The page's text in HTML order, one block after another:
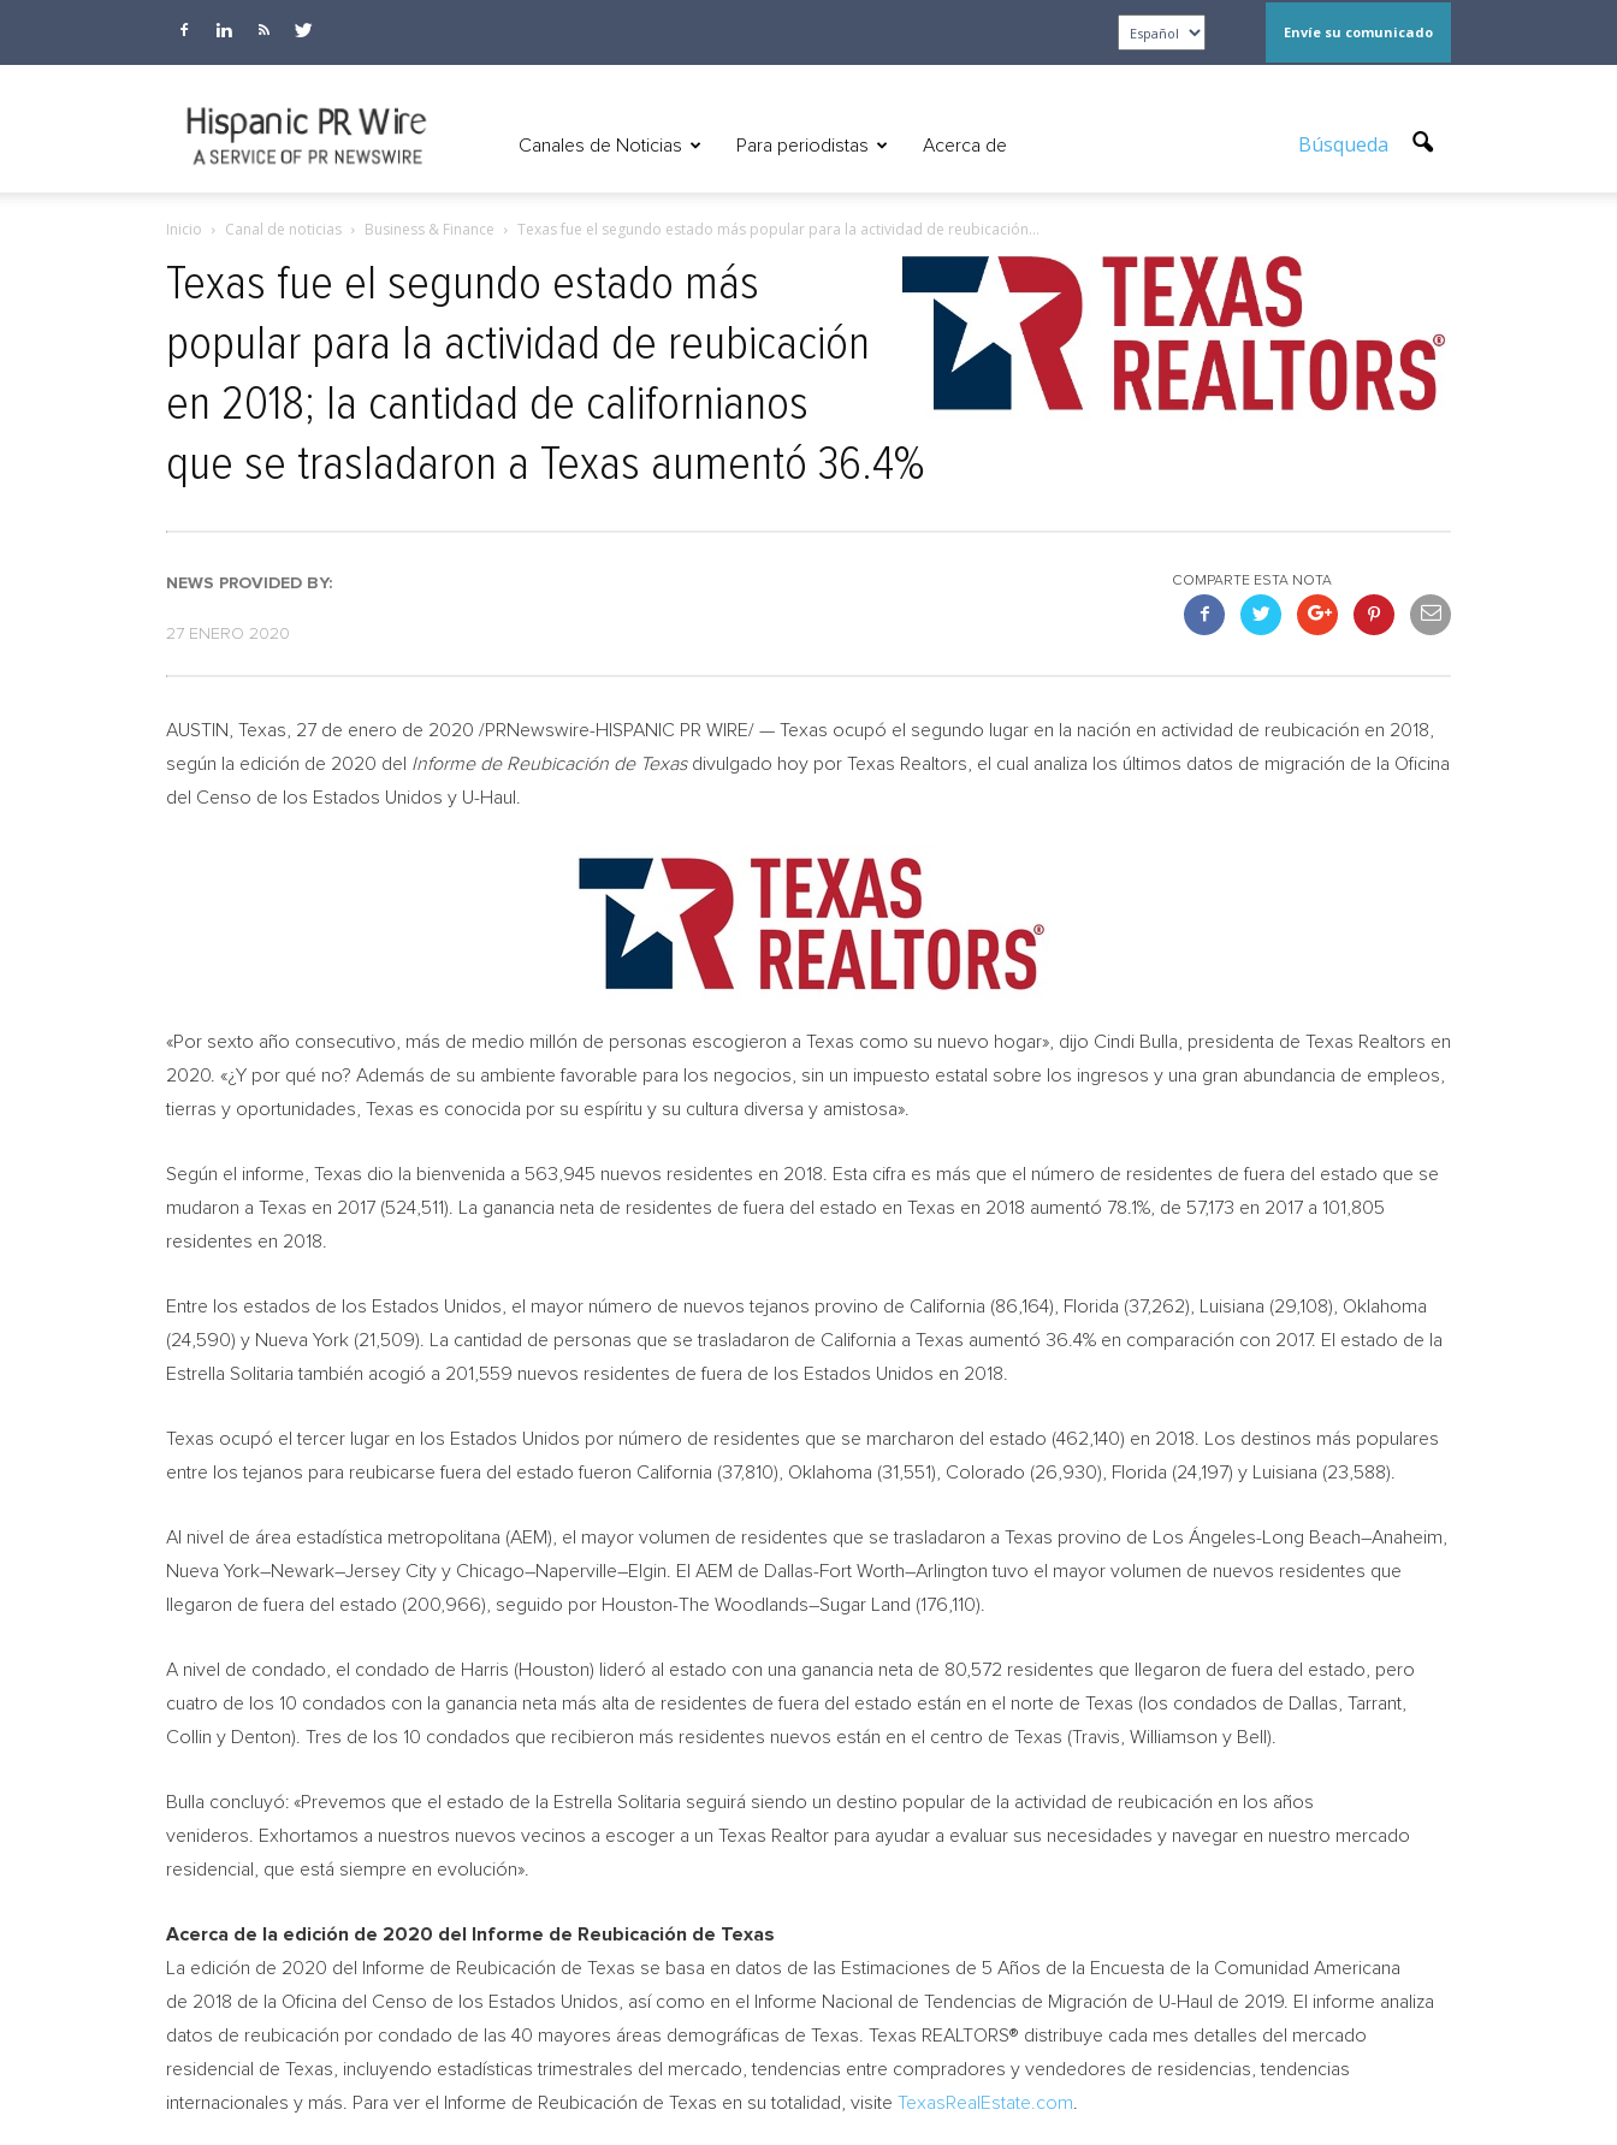
Envíe su comunicado
Wire
Canales de Noticias Para periodistas Acerca de Búsqueda
Inicio Canal de noticias Business & Finance Texas fue el segundo estado más popular para la actividad de reubicación...
Texas fue el segundo estado más
popular para la actividad de reubicación
en 2018; la cantidad de californianos
que se trasladaron a Texas aumentó 36.4%
NEWS PROVIDED BY:
27 ENERO 2020
COMPARTE ESTA NOTA
AUSTIN, Texas , 27 de enero de 2020 /PRNewswire-HISPANIC PR WIRE/ — Texas ocupó el segundo lugar en la nación en actividad de reubicación en 2018,
según la edición de 2020 del Informe de Reubicación de Texas divulgado hoy por Texas Realtors, el cual analiza los últimos datos de migración de la Oficina
del Censo de los Estados Unidos y U-Haul.
«Por sexto año consecutivo, más de medio millón de personas escogieron a Texas como su nuevo hogar», dijo Cindi Bulla , presidenta de Texas Realtors en
2020. «¿Y por qué no? Además de su ambiente favorable para los negocios, sin un impuesto estatal sobre los ingresos y una gran abundancia de empleos,
tierras y oportunidades, Texas es conocida por su espíritu y su cultura diversa y amistosa».
Según el informe, Texas dio la bienvenida a 563,945 nuevos residentes en 2018. Esta cifra es más que el número de residentes de fuera del estado que se
mudaron a Texas en 2017 (524,511). La ganancia neta de residentes de fuera del estado en Texas en 2018 aumentó 78.1%, de 57,173 en 2017 a 101,805
residentes en 2018.
Entre los estados de los Estados Unidos, el mayor número de nuevos tejanos provino de California (86,164), Florida (37,262), Luisiana (29,108), Oklahoma
(24,590) y Nueva York (21,509). La cantidad de personas que se trasladaron de California a Texas aumentó 36.4% en comparación con 2017. El estado de la
Estrella Solitaria también acogió a 201,559 nuevos residentes de fuera de los Estados Unidos en 2018.
Texas ocupó el tercer lugar en los Estados Unidos por número de residentes que se marcharon del estado (462,140) en 2018. Los destinos más populares
entre los tejanos para reubicarse fuera del estado fueron California (37,810), Oklahoma (31,551), Colorado (26,930), Florida (24,197) y Luisiana (23,588).
Al nivel de área estadística metropolitana (AEM), el mayor volumen de residentes que se trasladaron a Texas provino de Los Ángeles- Long Beach–Anaheim
Nueva York–Newark–Jersey City y Chicago–Naperville–Elgin . El AEM de Dallas-Fort Worth–Arlington tuvo el mayor volumen de nuevos residentes que
llegaron de fuera del estado (200,966), seguido por Houston-The Woodlands–Sugar Land (176,110).
A nivel de condado, el condado de Harris (Houston) lideró al estado con una ganancia neta de 80,572 residentes que llegaron de fuera del estado, pero
cuatro de los 10 condados con la ganancia neta más alta de residentes de fuera del estado están en el norte de Texas (los condados de Dallas Tarrant
Collin y Denton). Tres de los 10 condados que recibieron más residentes nuevos están en el centro de Texas (Travis Williamson y Bell ).
Bulla concluyó: «Prevemos que el estado de la Estrella Solitaria seguirá siendo un destino popular de la actividad de reubicación en los años
venideros. Exhortamos a nuestros nuevos vecinos a escoger a un Texas Realtor para ayudar a evaluar sus necesidades y navegar en nuestro mercado
residencial, que está siempre en evolución».
Acerca de la edición de 2020 del Informe de Reubicación de Texas
La edición de 2020 del Informe de Reubicación de Texas se basa en datos de las Estimaciones de 5 Años de la Encuesta de la Comunidad Americana
de 2018 de la Oficina del Censo de los Estados Unidos, así como en el Informe Nacional de Tendencias de Migración de U-Haul de 2019. El informe analiza
datos de reubicación por condado de las 40 mayores áreas demográficas de Texas . Texas REALTORS® distribuye cada mes detalles del mercado
residencial de Texas , incluyendo estadísticas trimestrales del mercado, tendencias entre compradores y vendedores de residencias, tendencias
internacionales y más. Para ver el Informe de Reubicación de Texas en su totalidad, visite TexasRealEstate.com